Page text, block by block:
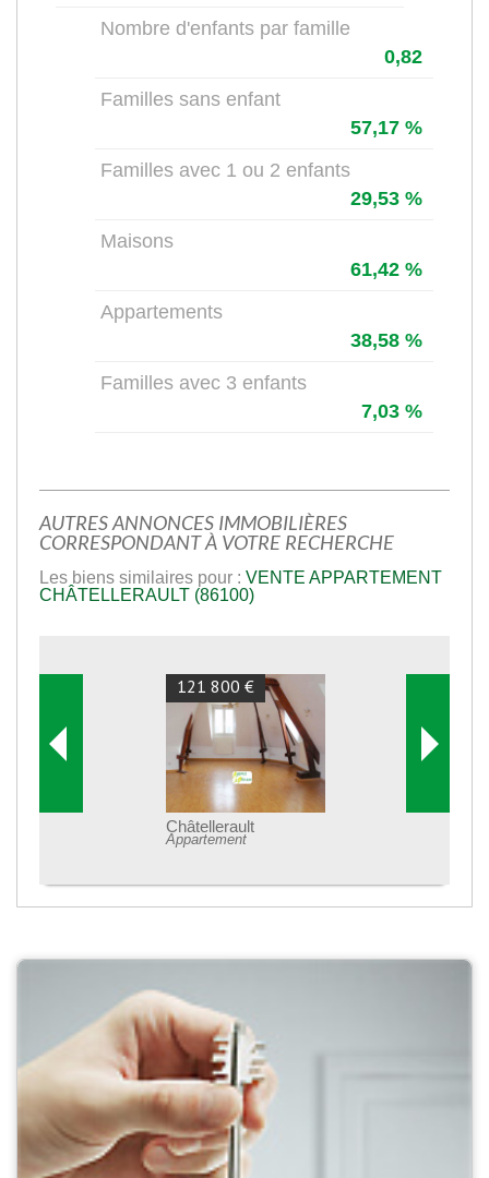
Nombre d'enfants par famille
0,82
Familles sans enfant
57,17 %
Familles avec 1 ou 2 enfants
29,53 %
Maisons
61,42 %
Appartements
38,58 %
Familles avec 3 enfants
7,03 %
AUTRES ANNONCES IMMOBILIÈRES
CORRESPONDANT À VOTRE RECHERCHE
Les biens similaires pour : VENTE APPARTEMENT
CHÂTELLERAULT (86100)
121 800 €
Châtellerault
Appartement